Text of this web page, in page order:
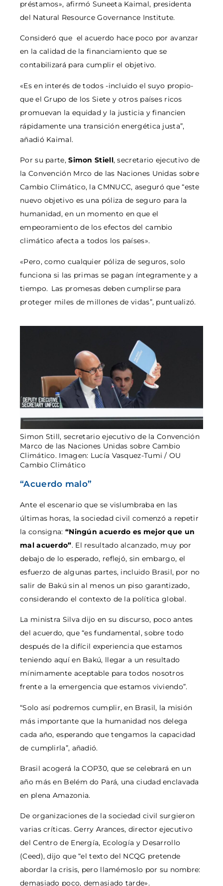
préstamos», afirmó Suneeta Kaimal, presidenta
del Natural Resource Governance Institute.
Consideró que el acuerdo hace poco por avanzar
en la calidad de la financiamiento que se
contabilizará para cumplir el objetivo.
«Es en interés de todos -incluido el suyo propio-
que el Grupo de los Siete y otros países ricos
promuevan la equidad y la justicia y financien
rápidamente una transición energética justa”,
añadió Kaimal.
Por su parte,Simon Stiell, secretario ejecutivo de
la Convención Mrco de las Naciones Unidas sobre
Cambio Climático, la CMNUCC, aseguró que “este
nuevo objetivo es una póliza de seguro para la
humanidad, en un momento en que el
empeoramiento de los efectos del cambio
climático afecta a todos los países».
«Pero, como cualquier póliza de seguros, solo
funciona si las primas se pagan íntegramente y a
tiempo. Las promesas deben cumplirse para
proteger miles de millones de vidas”, puntualizó.
Simon Still, secretario ejecutivo de la Convención
Marco de las Naciones Unidas sobre Cambio
Climático. Imagen: Lucía Vasquez-Tumi / OU
Cambio Climático
“Acuerdo malo”
Ante el escenario que se vislumbraba en las
últimas horas, la sociedad civil comenzó a repetir
la consigna: “Ningún acuerdo es mejor que un
mal acuerdo”. El resultado alcanzado, muy por
debajo de lo esperado, reflejó, sin embargo, el
esfuerzo de algunas partes, incluido Brasil, por no
salir de Bakú sin al menos un piso garantizado,
considerando el contexto de la política global.
La ministra Silva dijo en su discurso, poco antes
del acuerdo, que “es fundamental, sobre todo
después de la difícil experiencia que estamos
teniendo aquí en Bakú, llegar a un resultado
mínimamente aceptable para todos nosotros
frente a la emergencia que estamos viviendo”.
“Solo así podremos cumplir, en Brasil, la misión
más importante que la humanidad nos delega
cada año, esperando que tengamos la capacidad
de cumplirla”, añadió.
Brasil acogerá la COP30, que se celebrará en un
año más en Belém do Pará, una ciudad enclavada
en plena Amazonia.
De organizaciones de la sociedad civil surgieron
varias críticas. Gerry Arances, director ejecutivo
del Centro de Energía, Ecología y Desarrollo
(Ceed), dijo que “el texto del NCQG pretende
abordar la crisis, pero llamémoslo por su nombre:
demasiado poco, demasiado tarde».